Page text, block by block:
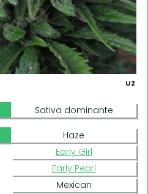
U2
Sativa dominante
Haze
Early Girl
Early Pearl
Mexican